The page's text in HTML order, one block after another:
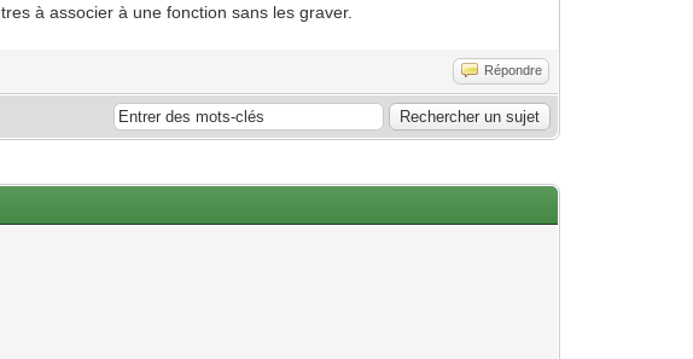
à associer à une fonction sans les graver.
Répondre